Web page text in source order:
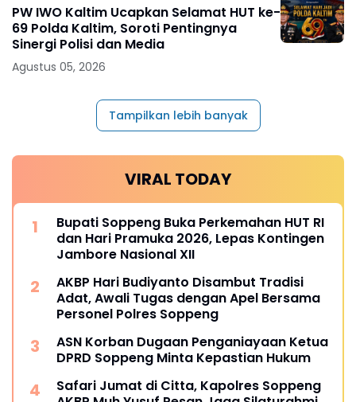
PW IWO Kaltim Ucapkan Selamat HUT ke-
69 Polda Kaltim, Soroti Pentingnya
Sinergi Polisi dan Media
Agustus 05, 2026
Tampilkan lebih banyak
VIRAL TODAY
Bupati Soppeng Buka Perkemahan HUT RI
dan Hari Pramuka 2026, Lepas Kontingen
Jambore Nasional XII
AKBP Hari Budiyanto Disambut Tradisi
Adat, Awali Tugas dengan Apel Bersama
Personel Polres Soppeng
ASN Korban Dugaan Penganiayaan Ketua
DPRD Soppeng Minta Kepastian Hukum
Safari Jumat di Citta, Kapolres Soppeng